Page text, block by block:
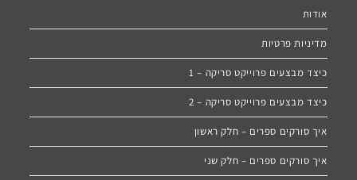
אודות
מדיניות פרטיות
כיצד מבצעים פרוייקט סריקה – 1
כיצד מבצעים פרוייקט סריקה – 2
איך סורקים ספרים – חלק ראשון
איך סורקים ספרים – חלק שני